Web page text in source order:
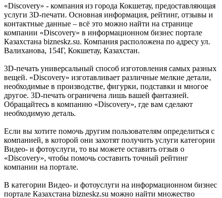
«Discovery» - компания из города Кокшетау, предоставляющая
услуги 3D-печати. Основная информация, рейтинг, отзывы и
контактные данные – всё это можно найти на странице
компании «Discovery» в информационном бизнес портале
Казахстана bizneskz.su. Компания расположена по адресу ул.
Валиханова, 154Г, Кокшетау, Казахстан.
3D-печать универсальный способ изготовления самых разных
вещей. «Discovery» изготавливает различные мелкие детали,
необходимые в производстве, фигурки, подставки и многое
другое. 3D-печать ограничена лишь вашей фантазией.
Обращайтесь в компанию «Discovery», где вам сделают
необходимую деталь.
Если вы хотите помочь другим пользователям определиться с
компанией, в которой они захотят получить услуги категории
Видео- и фотоуслуги, то вы можете оставить отзыв о
«Discovery», чтобы помочь составить точный рейтинг
компании на портале.
В категории Видео- и фотоуслуги на информационном бизнес
портале Казахстана bizneskz.su можно найти множество